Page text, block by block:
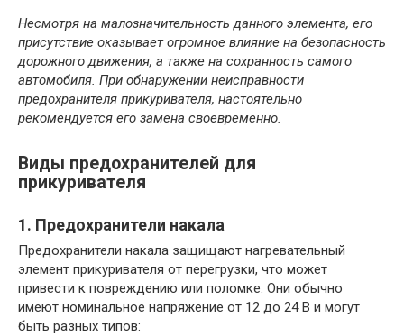
Несмотря на малозначительность данного элемента, его
присутствие оказывает огромное влияние на безопасность
дорожного движения, а также на сохранность самого
автомобиля. При обнаружении неисправности
предохранителя прикуривателя, настоятельно
рекомендуется его замена своевременно.
Виды предохранителей для
прикуривателя
1. Предохранители накала
Предохранители накала защищают нагревательный
элемент прикуривателя от перегрузки, что может
привести к повреждению или поломке. Они обычно
имеют номинальное напряжение от 12 до 24 В и могут
быть разных типов: